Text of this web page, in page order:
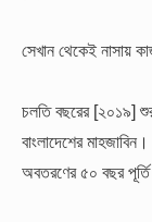
সেখান থেকেই নাসায়
চলতি বছরের [২০১৯]
বাংলাদেশের
অবতরণের ৫০ বছর